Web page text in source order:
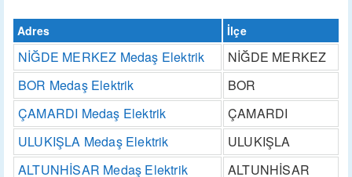
Adres İlçe
NİĞDE MERKEZ Medaş Elektrik
NİĞDE MERKEZ
BOR Medaş Elektrik
BOR
ÇAMARDI Medaş Elektrik
ÇAMARDI
ULUKIŞLA Medaş Elektrik
ULUKIŞLA
ALTUNHİSAR Medaş Elektrik
ALTUNHİSAR